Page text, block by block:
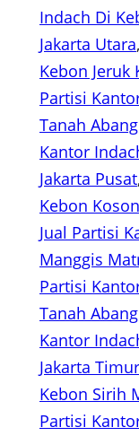
Indach Di
Jakarta Utara,
Kebon Jeruk
Partisi
Tanah
Kantor
Jakarta Pusat,
Kebon
Jual Partisi
Manggis
Partisi
Tanah
Kantor
Jakarta Timur
Kebon Sirih
Partisi